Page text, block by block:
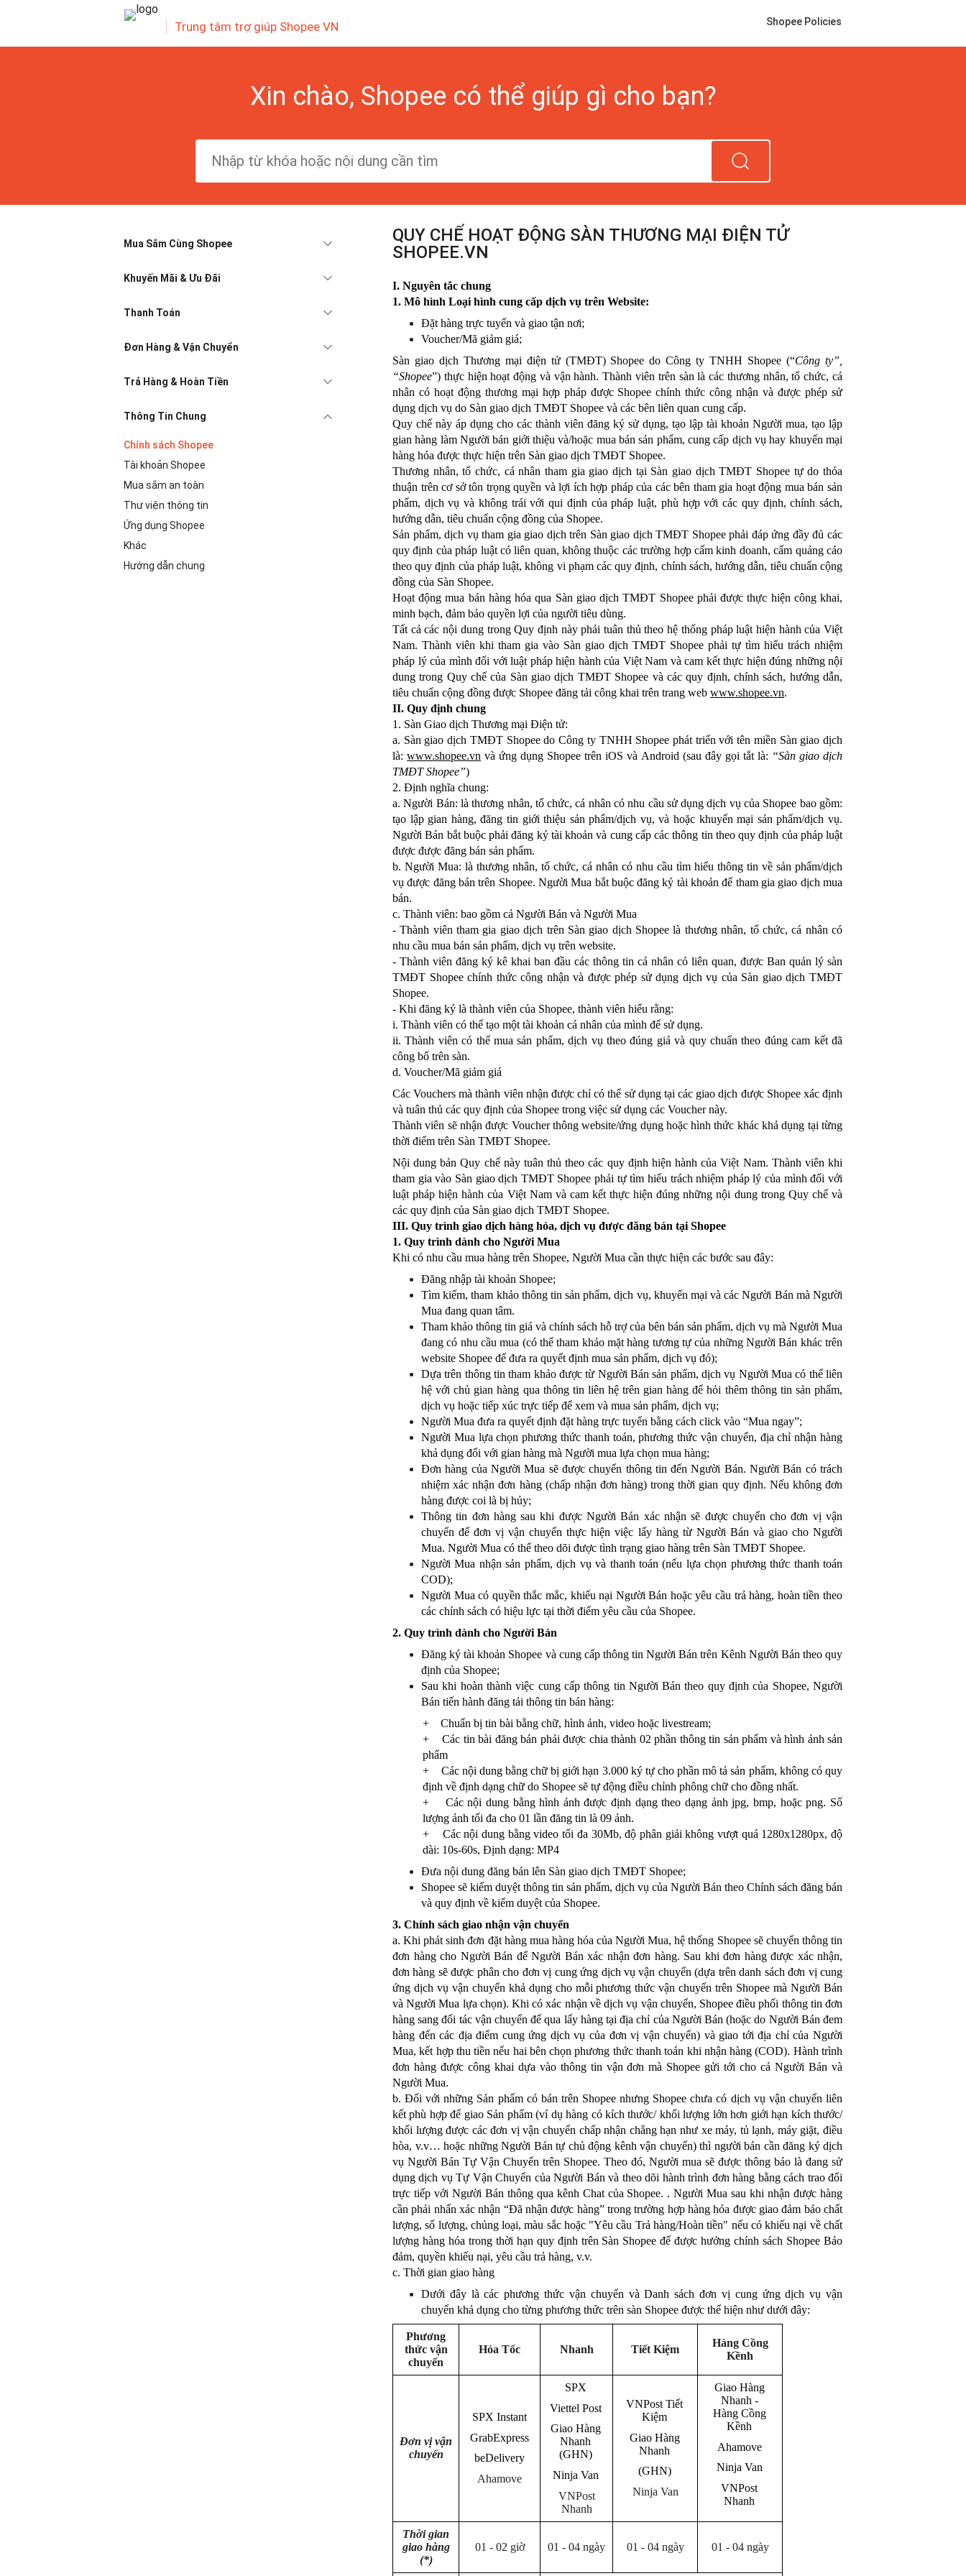
Trung tâm trợ giúp Shopee VN Shopee Policies
Xin chào, Shopee có thể giúp gì cho bạn?
Mua Sắm Cùng Shopee
Khuyến Mãi & Ưu Đãi
Thanh Toán
Đơn Hàng & Vận Chuyển
Trả Hàng & Hoàn Tiền
Thông Tin Chung
Chính sách Shopee
Tài khoản Shopee
Mua sắm an toàn
Thư viện thông tin
Ứng dụng Shopee
Khác
Hướng dẫn chung
QUY CHẾ HOẠT ĐỘNG SÀN THƯƠNG MẠI ĐIỆN TỬ
SHOPEE.VN
I. Nguyên tắc chung
1. Mô hình Loại hình cung cấp dịch vụ trên Website:
Đặt hàng trực tuyến và giao tận nơi;
Voucher/Mã giảm giá;
Sàn giao dịch Thương mại điện tử (TMĐT) Shopee do Công ty TNHH Shopee (“Công ty”,
“Shopee”) thực hiện hoạt động và vận hành. Thành viên trên sàn là các thương nhân, tổ chức, cá
nhân có hoạt động thương mại hợp pháp được Shopee chính thức công nhận và được phép sử
dụng dịch vụ do Sàn giao dịch TMĐT Shopee và các bên liên quan cung cấp.
Quy chế này áp dụng cho các thành viên đăng ký sử dụng, tạo lập tài khoản Người mua, tạo lập
gian hàng làm Người bán giới thiệu và/hoặc mua bán sản phẩm, cung cấp dịch vụ hay khuyến mại
hàng hóa được thực hiện trên Sàn giao dịch TMĐT Shopee.
Thương nhân, tổ chức, cá nhân tham gia giao dịch tại Sàn giao dịch TMĐT Shopee tự do thỏa
thuận trên cơ sở tôn trọng quyền và lợi ích hợp pháp của các bên tham gia hoạt động mua bán sản
phẩm, dịch vụ và không trái với qui định của pháp luật, phù hợp với các quy định, chính sách,
hướng dẫn, tiêu chuẩn cộng đồng của Shopee.
Sản phẩm, dịch vụ tham gia giao dịch trên Sàn giao dịch TMĐT Shopee phải đáp ứng đầy đủ các
quy định của pháp luật có liên quan, không thuộc các trường hợp cấm kinh doanh, cấm quảng cáo
theo quy định của pháp luật, không vi phạm các quy định, chính sách, hướng dẫn, tiêu chuẩn cộng
đồng của Sàn Shopee.
Hoạt động mua bán hàng hóa qua Sàn giao dịch TMĐT Shopee phải được thực hiện công khai,
minh bạch, đảm bảo quyền lợi của người tiêu dùng.
Tất cả các nội dung trong Quy định này phải tuân thủ theo hệ thống pháp luật hiện hành của Việt
Nam. Thành viên khi tham gia vào Sàn giao dịch TMĐT Shopee phải tự tìm hiểu trách nhiệm
pháp lý của mình đối với luật pháp hiện hành của Việt Nam và cam kết thực hiện đúng những nội
dung trong Quy chế của Sàn giao dịch TMĐT Shopee và các quy định, chính sách, hướng dẫn,
tiêu chuẩn cộng đồng được Shopee đăng tải công khai trên trang web www.shopee.vn.
II. Quy định chung
1. Sàn Giao dịch Thương mại Điện tử:
a. Sàn giao dịch TMĐT Shopee do Công ty TNHH Shopee phát triển với tên miền Sàn giao dịch
là:www.shopee.vn và ứng dụng Shopee trên iOS và Android (sau đây gọi tắt là: “Sàn giao dịch
TMĐT Shopee”)
2. Định nghĩa chung:
a. Người Bán: là thương nhân, tổ chức, cá nhân có nhu cầu sử dụng dịch vụ của Shopee bao gồm:
tạo lập gian hàng, đăng tin giới thiệu sản phẩm/dịch vụ, và hoặc khuyến mại sản phẩm/dịch vụ.
Người Bán bắt buộc phải đăng ký tài khoản và cung cấp các thông tin theo quy định của pháp luật
được được đăng bán sản phẩm.
b. Người Mua: là thương nhân, tổ chức, cá nhân có nhu cầu tìm hiểu thông tin về sản phẩm/dịch
vụ được đăng bán trên Shopee. Người Mua bắt buộc đăng ký tài khoản để tham gia giao dịch mua
bán.
c. Thành viên: bao gồm cả Người Bán và Người Mua
- Thành viên tham gia giao dịch trên Sàn giao dịch Shopee là thương nhân, tổ chức, cá nhân có
nhu cầu mua bán sản phẩm, dịch vụ trên website.
- Thành viên đăng ký kê khai ban đầu các thông tin cá nhân có liên quan, được Ban quản lý sàn
TMĐT Shopee chính thức công nhận và được phép sử dụng dịch vụ của Sàn giao dịch TMĐT
Shopee.
- Khi đăng ký là thành viên của Shopee, thành viên hiểu rằng:
i. Thành viên có thể tạo một tài khoản cá nhân của mình để sử dụng.
ii. Thành viên có thể mua sản phẩm, dịch vụ theo đúng giá và quy chuẩn theo đúng cam kết đã
công bố trên sàn.
d. Voucher/Mã giảm giá
Các Vouchers mà thành viên nhận được chỉ có thể sử dụng tại các giao dịch được Shopee xác định
và tuân thủ các quy định của Shopee trong việc sử dụng các Voucher này.
Thành viên sẽ nhận được Voucher thông website/ứng dụng hoặc hình thức khác khả dụng tại từng
thời điểm trên Sàn TMĐT Shopee.
Nội dung bản Quy chế này tuân thủ theo các quy định hiện hành của Việt Nam. Thành viên khi
tham gia vào Sàn giao dịch TMĐT Shopee phải tự tìm hiểu trách nhiệm pháp lý của mình đối với
luật pháp hiện hành của Việt Nam và cam kết thực hiện đúng những nội dung trong Quy chế và
các quy định của Sàn giao dịch TMĐT Shopee.
III. Quy trình giao dịch hàng hóa, dịch vụ được đăng bán tại Shopee
1. Quy trình dành cho Người Mua
Khi có nhu cầu mua hàng trên Shopee, Người Mua cần thực hiện các bước sau đây:
Đăng nhập tài khoản Shopee;
Tìm kiếm, tham khảo thông tin sản phẩm, dịch vụ, khuyến mại và các Người Bán mà Người
Mua đang quan tâm.
Tham khảo thông tin giá và chính sách hỗ trợ của bên bán sản phẩm, dịch vụ mà Người Mua
đang có nhu cầu mua (có thể tham khảo mặt hàng tương tự của những Người Bán khác trên
website Shopee để đưa ra quyết định mua sản phẩm, dịch vụ đó);
Dựa trên thông tin tham khảo được từ Người Bán sản phẩm, dịch vụ Người Mua có thể liên
hệ với chủ gian hàng qua thông tin liên hệ trên gian hàng để hỏi thêm thông tin sản phẩm,
dịch vụ hoặc tiếp xúc trực tiếp để xem và mua sản phẩm, dịch vụ;
Người Mua đưa ra quyết định đặt hàng trực tuyến bằng cách click vào “Mua ngay”;
Người Mua lựa chọn phương thức thanh toán, phương thức vận chuyển, địa chỉ nhận hàng
khả dụng đối với gian hàng mà Người mua lựa chọn mua hàng;
Đơn hàng của Người Mua sẽ được chuyển thông tin đến Người Bán. Người Bán có trách
nhiệm xác nhận đơn hàng (chấp nhận đơn hàng) trong thời gian quy định. Nếu không đơn
hàng được coi là bị hủy;
Thông tin đơn hàng sau khi được Người Bán xác nhận sẽ được chuyển cho đơn vị vận
chuyển để đơn vị vận chuyển thực hiện việc lấy hàng từ Người Bán và giao cho Người
Mua. Người Mua có thể theo dõi được tình trạng giao hàng trên Sàn TMĐT Shopee.
Người Mua nhận sản phẩm, dịch vụ và thanh toán (nếu lựa chọn phương thức thanh toán
COD);
Người Mua có quyền thắc mắc, khiếu nại Người Bán hoặc yêu cầu trả hàng, hoàn tiền theo
các chính sách có hiệu lực tại thời điểm yêu cầu của Shopee.
2. Quy trình dành cho Người Bán
Đăng ký tài khoản Shopee và cung cấp thông tin Người Bán trên Kênh Người Bán theo quy
định của Shopee;
Sau khi hoàn thành việc cung cấp thông tin Người Bán theo quy định của Shopee, Người
Bán tiến hành đăng tải thông tin bán hàng:
+ Chuẩn bị tin bài bằng chữ, hình ảnh, video hoặc livestream;
+ Các tin bài đăng bán phải được chia thành 02 phần thông tin sản phẩm và hình ảnh sản
phẩm
+ Các nội dung bằng chữ bị giới hạn 3.000 ký tự cho phần mô tả sản phẩm, không có quy
định về định dạng chữ do Shopee sẽ tự động điều chỉnh phông chữ cho đồng nhất.
+ Các nội dung bằng hình ảnh được định dạng theo dạng ảnh jpg, bmp, hoặc png. Số
lượng ảnh tối đa cho 01 lần đăng tin là 09 ảnh.
+ Các nội dung bằng video tối đa 30Mb, độ phân giải không vượt quá 1280x1280px, độ
dài: 10s-60s, Định dạng: MP4
Đưa nội dung đăng bán lên Sàn giao dịch TMĐT Shopee;
Shopee sẽ kiểm duyệt thông tin sản phẩm, dịch vụ của Người Bán theo Chính sách đăng bán
và quy định về kiểm duyệt của Shopee.
3. Chính sách giao nhận vận chuyển
a. Khi phát sinh đơn đặt hàng mua hàng hóa của Người Mua, hệ thống Shopee sẽ chuyển thông tin
đơn hàng cho Người Bán để Người Bán xác nhận đơn hàng. Sau khi đơn hàng được xác nhận,
đơn hàng sẽ được phân cho đơn vị cung ứng dịch vụ vận chuyển (dựa trên danh sách đơn vị cung
ứng dịch vụ vận chuyển khả dụng cho mỗi phương thức vận chuyển trên Shopee mà Người Bán
và Người Mua lựa chọn). Khi có xác nhận về dịch vụ vận chuyển, Shopee điều phối thông tin đơn
hàng sang đối tác vận chuyển để qua lấy hàng tại địa chỉ của Người Bán (hoặc do Người Bán đem
hàng đến các địa điểm cung ứng dịch vụ của đơn vị vận chuyển) và giao tới địa chỉ của Người
Mua, kết hợp thu tiền nếu hai bên chọn phương thức thanh toán khi nhận hàng (COD). Hành trình
đơn hàng được công khai dựa vào thông tin vận đơn mà Shopee gửi tới cho cả Người Bán và
Người Mua.
b. Đối với những Sản phẩm có bán trên Shopee nhưng Shopee chưa có dịch vụ vận chuyển liên
kết phù hợp để giao Sản phẩm (ví dụ hàng có kích thước/ khối lượng lớn hơn giới hạn kích thước/
khối lượng được các đơn vị vận chuyển chấp nhận chẳng hạn như xe máy, tủ lạnh, máy giặt, điều
hòa, v.v… hoặc những Người Bán tự chủ động kênh vận chuyển) thì người bán cần đăng ký dịch
vụ Người Bán Tự Vận Chuyển trên Shopee. Theo đó, Người mua sẽ được thông báo là đang sử
dụng dịch vụ Tự Vận Chuyển của Người Bán và theo dõi hành trình đơn hàng bằng cách trao đổi
trực tiếp với Người Bán thông qua kênh Chat của Shopee. . Người Mua sau khi nhận được hàng
cần phải nhấn xác nhận “Đã nhận được hàng” trong trường hợp hàng hóa được giao đảm bảo chất
lượng, số lượng, chủng loại, màu sắc hoặc "Yêu cầu Trả hàng/Hoàn tiền" nếu có khiếu nại về chất
lượng hàng hóa trong thời hạn quy định trên Sàn Shopee để được hưởng chính sách Shopee Bảo
đảm, quyền khiếu nại, yêu cầu trả hàng, v.v.
c. Thời gian giao hàng
Dưới đây là các phương thức vận chuyển và Danh sách đơn vị cung ứng dịch vụ vận
chuyển khả dụng cho từng phương thức trên sàn Shopee được thể hiện như dưới đây:
Phương
thức vận
chuyển
Hỏa Tốc Nhanh Tiết Kiệm
Hàng Cồng
Kềnh
Đơn vị vận
chuyển
SPX Instant
GrabExpress
beDelivery
Ahamove
SPX
Viettel Post
Giao Hàng
Nhanh
(GHN)
Ninja Van
VNPost
Nhanh
VNPost Tiết
Kiệm
Giao Hàng
Nhanh
(GHN)
Ninja Van
Giao Hàng
Nhanh -
Hàng Cồng
Kềnh
Ahamove
Ninja Van
VNPost
Nhanh
Thời gian
giao hàng
(*)
01 - 02 giờ 01 - 04 ngày 01 - 04 ngày 01 - 04 ngày